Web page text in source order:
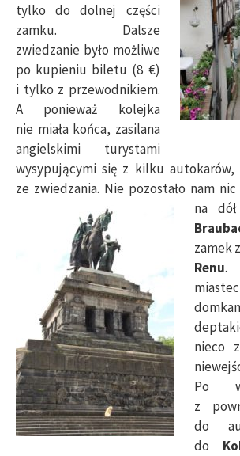
tylko do dolnej części
zamku. Dalsze
zwiedzanie było możliwe
po kupieniu biletu (8 €)
i tylko z przewodnikiem.
A ponieważ kolejka
nie miała końca, zasilana
angielskimi turystami
wysypującymi się z kilku autokarów,
ze zwiedzania. Nie pozostało nam nic
na
zamek
Renu.
nieco
Po
z
do
do